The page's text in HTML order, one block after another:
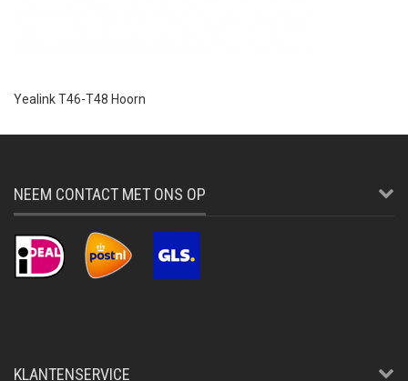
Yealink T46-T48 Hoorn
NEEM CONTACT MET ONS OP
KLANTENSERVICE